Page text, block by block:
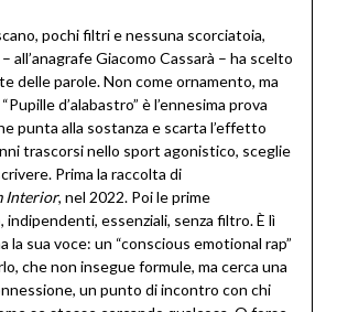
pochi filtri e nessuna scorciatoia,
all’anagrafe Giacomo Cassarà – ha scelto
delle parole. Non come ornamento, ma
d’alabastro” è l’ennesima prova
punta alla sostanza e scarta l’effetto
trascorsi nello sport agonistico, sceglie
Prima la raccolta di
Interior, nel 2022. Poi le prime
indipendenti, essenziali, senza filtro. È lì
la sua voce: un “conscious emotional rap”
che non insegue formule, ma cerca una
un punto di incontro con chi